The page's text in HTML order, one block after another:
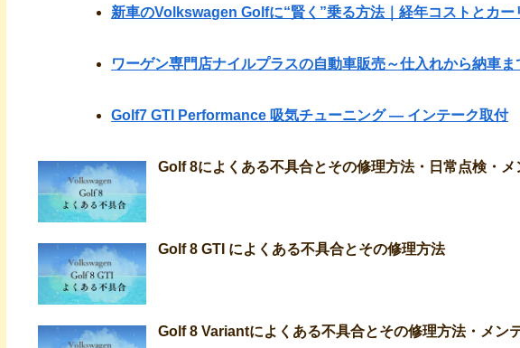
新車のVolkswagen Golfに“賢く”乗る方法｜経年コストとカー
ワーゲン専門店ナイルプラスの自動車販売～仕入れから納車ま
Golf7 GTI Performance 吸気チューニング ― インテーク取付
Golf 8によくある不具合とその修理方法・日常点検・メ
Golf 8 GTI によくある不具合とその修理方法
Golf 8 Variantによくある不具合とその修理方法・メン